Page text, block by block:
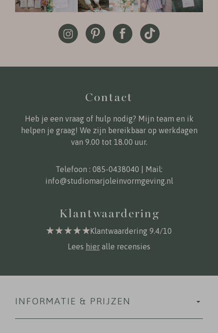
Contact
Heb je een vraag of hulp nodig? Mijn team en ik
helpen je graag! We zijn bereikbaar op werkdagen
van 9.00 tot 18.00 uur.
Telefoon : 085-0438040 | Mail:
info@studiomarjoleinvormgeving.nl
Klantwaardering
Klantwaardering 9.4/10
Lees hier alle recensies
INFORMATIE & PRIJZEN